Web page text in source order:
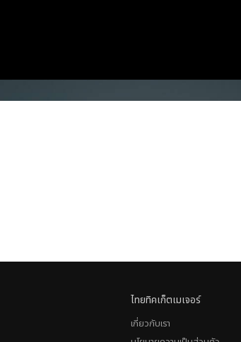
ไทยทิคเก็ตเมเจอร์
เกี่ยวกับเรา